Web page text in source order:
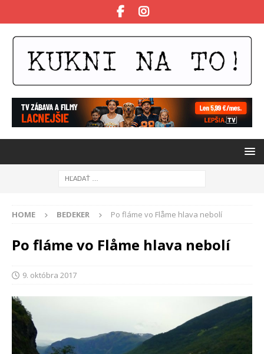
HOME BEDEKER Po fláme vo Flåme hlava nebolí
Po fláme vo Flåme hlava nebolí
9. októbra 2017